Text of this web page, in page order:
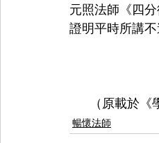
元照法師《四
證明平時所講不
（原載於
暢懷法師